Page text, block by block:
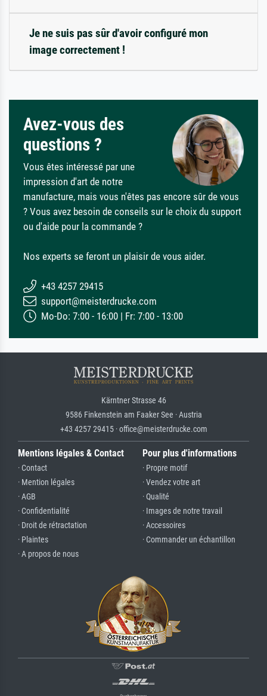
Je ne suis pas sûr d'avoir configuré mon
image correctement !
Avez-vous des
questions ?
Vous êtes intéressé par une
impression d'art de notre
manufacture, mais vous n'êtes pas encore sûr de vous
? Vous avez besoin de conseils sur le choix du support
ou d'aide pour la commande ?
Nos experts se feront un plaisir de vous aider.
+43 4257 29415
support@meisterdrucke.com
Mo-Do: 7:00 - 16:00 | Fr: 7:00 - 13:00
Kärntner Strasse 46
9586 Finkenstein am Faaker See · Austria
+43 4257 29415 · office@meisterdrucke.com
Mentions légales & Contact
· Contact
· Mention légales
· AGB
· Confidentialité
· Droit de rétractation
· Plaintes
· A propos de nous
Pour plus d'informations
· Propre motif
· Vendez votre art
· Qualité
· Images de notre travail
· Accessoires
· Commander un échantillon